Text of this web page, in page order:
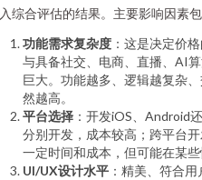
综合评估的结果。主要影响因素包
功能需求复杂度 ：这是决定价
与具备社交、电商、直播、AI
巨大。功能越多、逻辑越复杂
然越高。
平台选择 ：开发iOS、Android
分别开发，成本较高；跨平台
一定时间和成本，但可能在某些
UI/UX设计水平 ：精美、符合